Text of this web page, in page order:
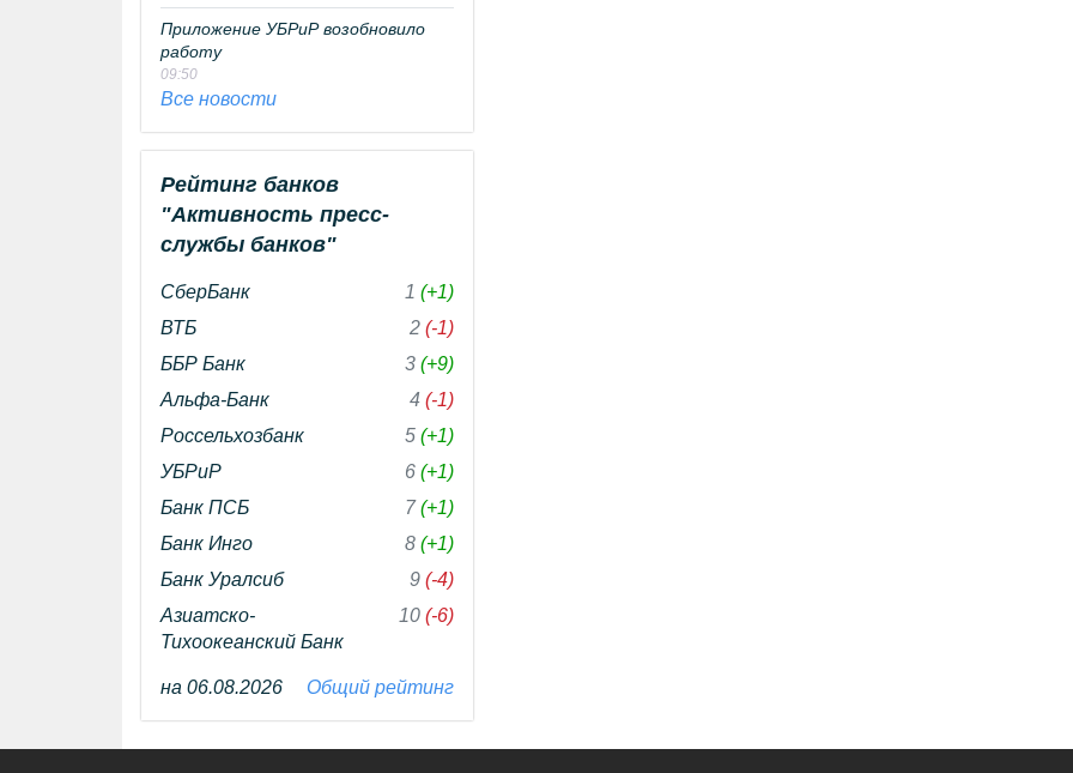
Приложение УБРиР возобновило
работу
09:50
Все новости
Рейтинг банков
"Активность пресс-
службы банков"
СберБанк 1 (+1)
ВТБ
2 (-1)
ББР Банк
3 (+9)
Альфа-Банк
4 (-1)
Россельхозбанк
5 (+1)
УБРиР
6 (+1)
Банк ПСБ
7(+1)
Банк Инго
8 (+1)
Банк Уралсиб
9 (-4)
Азиатско-
Тихоокеанский Банк
10 (-6)
на 06.08.2026 Общий рейтинг